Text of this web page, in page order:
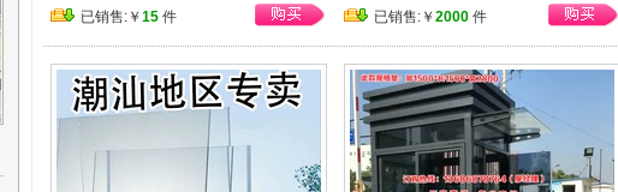
已销售:￥ 15 件
已销售:￥ 2000 件